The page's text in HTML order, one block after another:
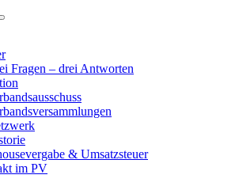
Fragen – drei Antworten
& Umsatzsteuer
im PV